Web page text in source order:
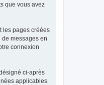
que vous avez
les pages créées
messages en
connexion
ci-après
applicables